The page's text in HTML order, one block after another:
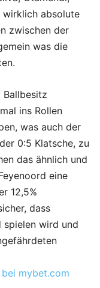
wirklich absolute
zwischen der
was die
Ballbesitz
ins Rollen
was auch der
0:5 Klatsche, zu
das ähnlich und
eine
12,5%
dass
spielen wird und
bei mybet.com